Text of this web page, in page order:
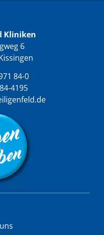
Kliniken
6
84-0
4195